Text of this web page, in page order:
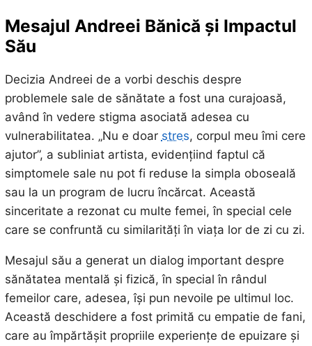
Mesajul Andreei Bănică și Impactul
Său
Decizia Andreei de a vorbi deschis despre
problemele sale de sănătate a fost una curajoasă,
având în vedere stigma asociată adesea cu
vulnerabilitatea. „Nu e doar stres, corpul meu îmi cere
ajutor”, a subliniat artista, evidențiind faptul că
simptomele sale nu pot fi reduse la simpla oboseală
sau la un program de lucru încărcat. Această
sinceritate a rezonat cu multe femei, în special cele
care se confruntă cu similarități în viața lor de zi cu zi.
Mesajul său a generat un dialog important despre
sănătatea mentală și fizică, în special în rândul
femeilor care, adesea, își pun nevoile pe ultimul loc.
Această deschidere a fost primită cu empatie de fani,
care au împărtășit propriile experiențe de epuizare și